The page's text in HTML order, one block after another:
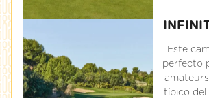
Este
perfecto
típico del